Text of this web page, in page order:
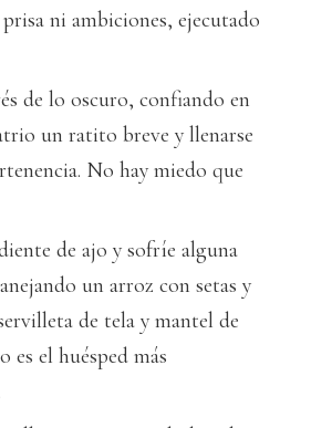
ni ambiciones, ejecutado
de lo oscuro, confiando en
un ratito breve y llenarse
No hay miedo que
de ajo y sofríe alguna
un arroz con setas y
de tela y mantel de
el huésped más